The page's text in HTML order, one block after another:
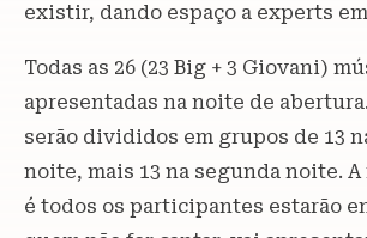
existir, dando espaço a experts
Todas as 26 (23 Big + 3 Giovani)
apresentadas na noite de
serão divididos em grupos de 13
noite, mais 13 na segunda noite.
é todos os participantes estarão